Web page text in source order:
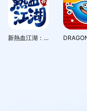
新熱血江湖：世界